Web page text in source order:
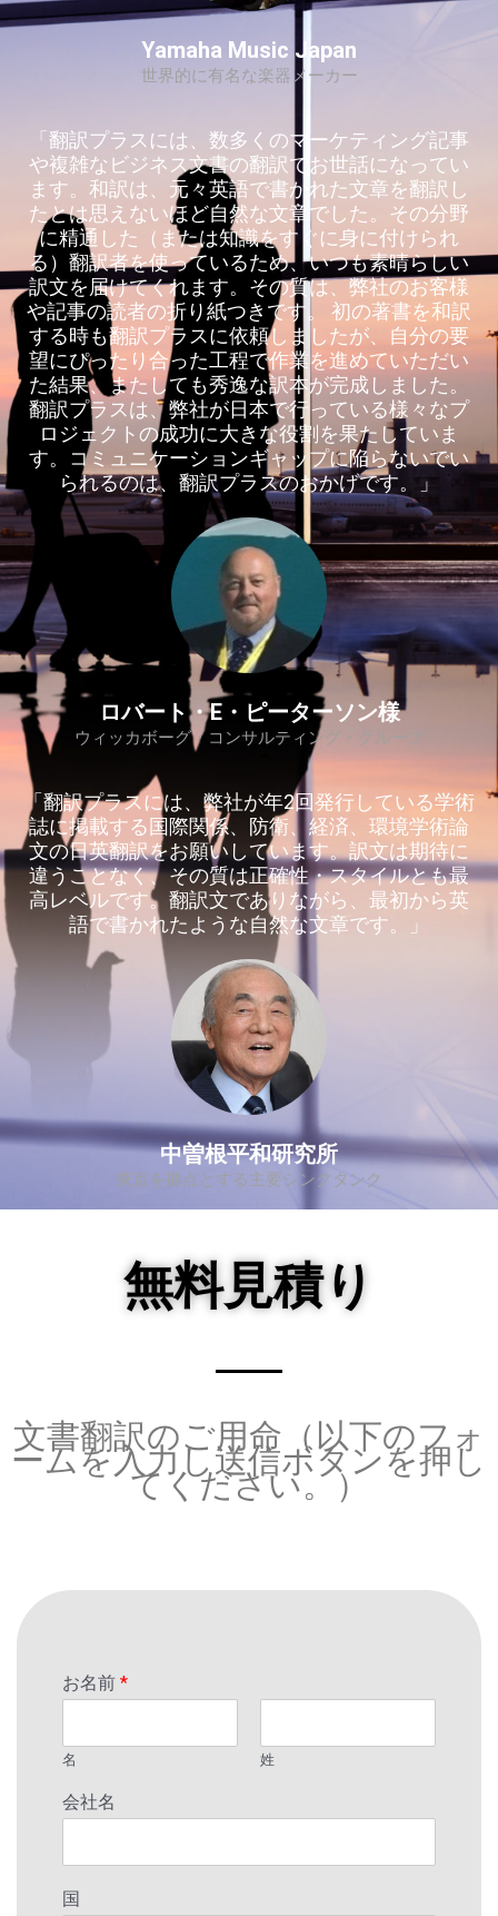
Yamaha Music Japan
世界的に有名な楽器メーカー
「翻訳プラスには、数多くのマーケティング記事
や複雑なビジネス文書の翻訳でお世話になってい
ます。和訳は、元々英語で書かれた文章を翻訳し
たとは思えないほど自然な文章でした。その分野
に精通した（または知識をすぐに身に付けられ
る）翻訳者を使っているため、いつも素晴らしい
訳文を届けてくれます。その質は、弊社のお客様
や記事の読者の折り紙つきです。 初の著書を和訳
する時も翻訳プラスに依頼しましたが、自分の要
望にぴったり合った工程で作業を進めていただい
た結果、またしても秀逸な訳本が完成しました。
翻訳プラスは、弊社が日本で行っている様々なプ
ロジェクトの成功に大きな役割を果たしていま
す。コミュニケーションギャップに陥らないでい
られるのは、翻訳プラスのおかげです。」
ロバート・E・ピーターソン様
ウィッカボーグ・コンサルティング・グループ​
「翻訳プラスには、弊社が年2回発行している学術
誌に掲載する国際関係、防衛、経済、環境学術論
文の日英翻訳をお願いしています。訳文は期待に
違うことなく、その質は正確性・スタイルとも最
高レベルです。翻訳文でありながら、最初から英
語で書かれたような自然な文章です。」
中曽根平和研究所
東京を拠点とする主要シンクタンク
無料見積り
文書翻訳のご用命（以下のフォ
ームを入力し送信ボタンを押し
てください。）
お名前 *
名 姓
会社名
国